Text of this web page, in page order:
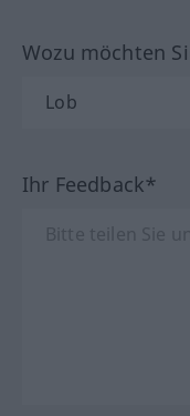
Wozu möchten
Ihr Feedback*